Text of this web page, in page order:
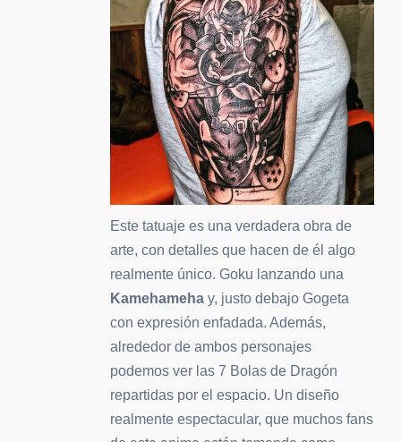
Este tatuaje es una verdadera obra de
arte, con detalles que hacen de él algo
realmente único. Goku lanzando una
Kamehameha y, justo debajo Gogeta
con expresión enfadada. Además,
alrededor de ambos personajes
podemos ver las 7 Bolas de Dragón
repartidas por el espacio. Un diseño
realmente espectacular, que muchos fans